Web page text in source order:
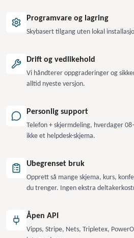
Programvare og lagring
Skybasert tilgang uten lokal
Drift og vedlikehold
Vi håndterer oppgraderinger og
alltid nyeste versjon.
Personlig support
Telefon + skjermdeling, hverdager
ikke et helpdesk-skjema.
Ubegrenset bruk
Opprett så mange skjema, kurs,
du trenger. Ingen ekstra
Åpen API
Vipps, Stripe, Nets, Tripletex,